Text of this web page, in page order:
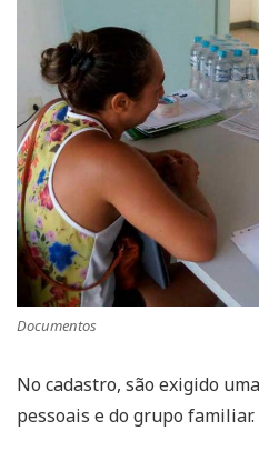
Documentos
No cadastro, são exigido
pessoais e do grupo familiar.